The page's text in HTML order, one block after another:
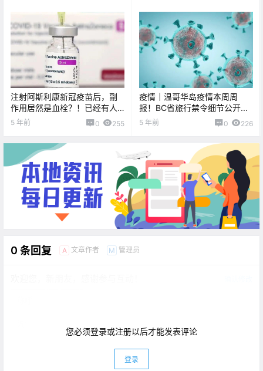
注射阿斯利康新冠疫苗后，副
作用居然是血栓？！已经有人
死了。。。
5 年前 0 255
疫情｜温哥华岛疫情本周周
报！BC省旅行禁令细节公开...
5 年前 0 226
0 条回复 A 文章作者 M 管理员
您必须登录或注册以后才能发表评论
登录